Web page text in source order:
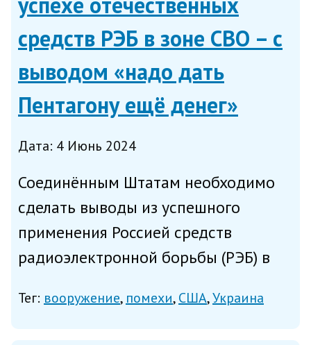
средств РЭБ в зоне СВО – с
выводом «надо дать
Пентагону ещё денег»
Дата: 4 Июнь 2024
Соединённым Штатам необходимо
сделать выводы из успешного
применения Россией средств
радиоэлектронной борьбы (РЭБ) в
траты на техническое
Тег: вооружение помехи США Украина